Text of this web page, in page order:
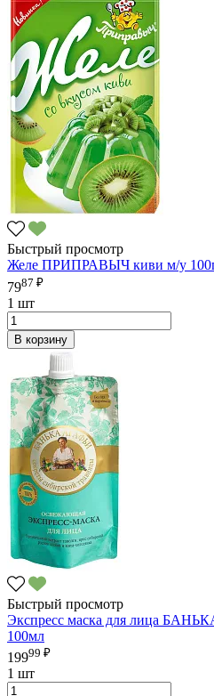
Быстрый просмотр
Желе ПРИПРАВЫЧ киви м/у
7987 ₽
1 шт
В корзину
Быстрый просмотр
Экспресс маска для лица
100мл
19999 ₽
1 шт